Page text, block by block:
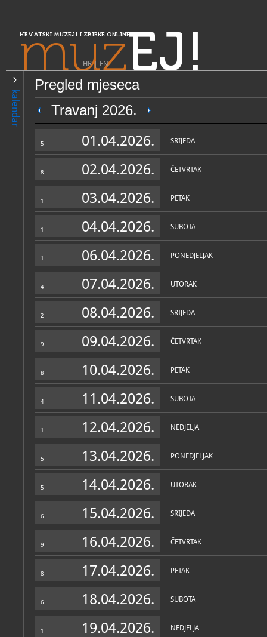
HRVATSKI MUZEJI I ZBIRKE ONLINE
muzEJ!
HR| EN
kalendar
Pregled mjeseca
Travanj 2026.
5 01.04.2026. SRIJEDA
8 02.04.2026. ČETVRTAK
1 03.04.2026. PETAK
1 04.04.2026. SUBOTA
1 06.04.2026. PONEDJELJAK
4 07.04.2026. UTORAK
2 08.04.2026. SRIJEDA
9 09.04.2026. ČETVRTAK
8 10.04.2026. PETAK
4 11.04.2026. SUBOTA
1 12.04.2026. NEDJELJA
5 13.04.2026. PONEDJELJAK
5 14.04.2026. UTORAK
6 15.04.2026. SRIJEDA
9 16.04.2026. ČETVRTAK
8 17.04.2026. PETAK
6 18.04.2026. SUBOTA
1 19.04.2026. NEDJELJA
PRETRAŽIVANJE
Središnja Hrvatska
Muzeji grada Karlovca
OPĆI PODACI
Zbirke